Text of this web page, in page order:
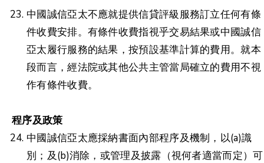
中國誠信亞太不應就提供信貸評級服務訂立任何有條
件收費安排。有條件收費指視乎交易結果或中國誠信
亞太履行服務的結果，按預設基準計算的費用。就本
段而言，經法院或其他公共主管當局確立的費用不視
作有條件收費。
程序及政策
中國誠信亞太應採納書面內部程序及機制，以(a)識
別；及(b)消除，或管理及披露（視何者適當而定）可